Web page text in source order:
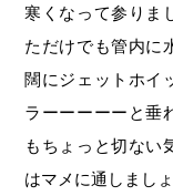
寒くなって参りま
ただけでも管内に
闊にジェットホイ
ラーーーーーと垂
もちょっと切ない
はマメに通しまし